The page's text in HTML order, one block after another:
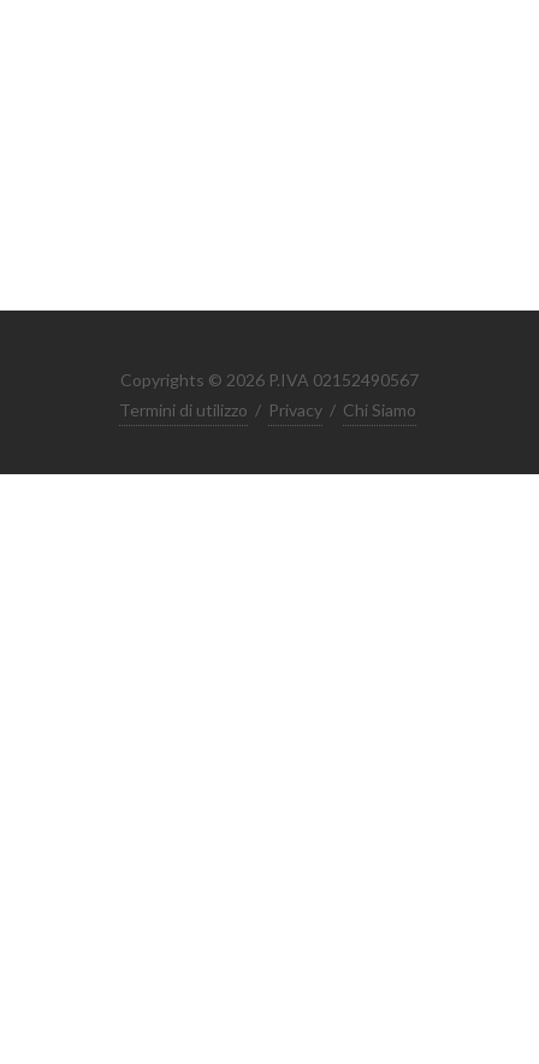
Copyrights © 2026 P.IVA 02152490567
Termini di utilizzo / Privacy / Chi Siamo